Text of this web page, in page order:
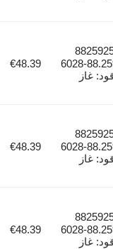
€48.39
€48.39
€48.39